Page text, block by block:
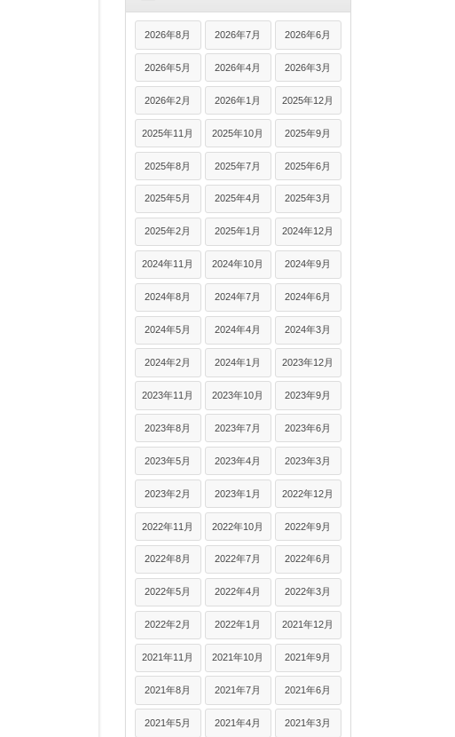
2026年8月 2026年7月 2026年6月
2026年5月 2026年4月 2026年3月
2026年2月 2026年1月 2025年12月
2025年11月 2025年10月 2025年9月
2025年8月 2025年7月 2025年6月
2025年5月 2025年4月 2025年3月
2025年2月 2025年1月 2024年12月
2024年11月 2024年10月 2024年9月
2024年8月 2024年7月 2024年6月
2024年5月 2024年4月 2024年3月
2024年2月 2024年1月 2023年12月
2023年11月 2023年10月 2023年9月
2023年8月 2023年7月 2023年6月
2023年5月 2023年4月 2023年3月
2023年2月 2023年1月 2022年12月
2022年11月 2022年10月 2022年9月
2022年8月 2022年7月 2022年6月
2022年5月 2022年4月 2022年3月
2022年2月 2022年1月 2021年12月
2021年11月 2021年10月 2021年9月
2021年8月 2021年7月 2021年6月
2021年5月 2021年4月 2021年3月